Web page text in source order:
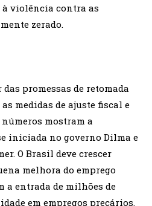
violência contra as
zerado.
promessas de retomada
medidas de ajuste fiscal e
mostram a
iniciada no governo Dilma e
O Brasil deve crescer
melhora do emprego
a entrada de milhões de
em empregos precários.